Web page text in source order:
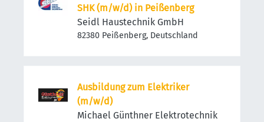
SHK (m/w/d) in Peißenberg
Seidl Haustechnik GmbH
82380 Peißenberg, Deutschland
Ausbildung zum Elektriker
(m/w/d)
Michael Günthner Elektrotechnik